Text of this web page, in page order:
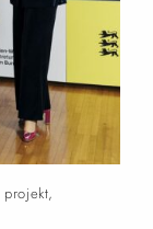
a
l
t
projekt,